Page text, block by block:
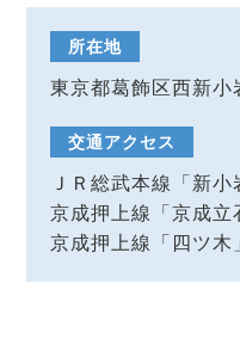
所在地
東京都葛飾区西新小
交通アクセス
ＪＲ総武本線「新
京成押上線「京成立
京成押上線「四ツ木